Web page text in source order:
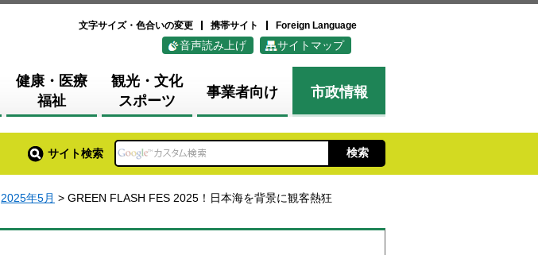
文字サイズ・色合いの変更 携帯サイト Foreign Language
音声読み上げ サイトマップ
健康・医療
福祉
観光・文化
スポーツ
事業者向け 市政情報
サイト検索
2025年5月 > GREEN FLASH FES 2025！日本海を背景に観客熱狂